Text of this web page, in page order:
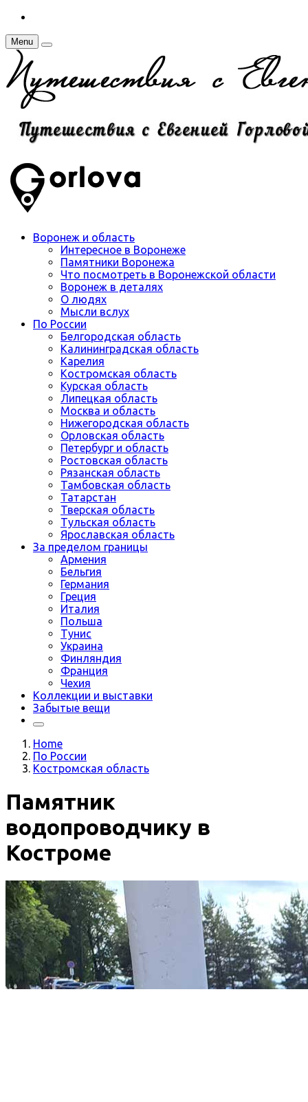
Menu
Воронеж и область
Интересное в Воронеже
Памятники Воронежа
Что посмотреть в Воронежской области
Воронеж в деталях
О людях
Мысли вслух
По России
Белгородская область
Калининградская область
Карелия
Костромская область
Курская область
Липецкая область
Москва и область
Нижегородская область
Орловская область
Петербург и область
Ростовская область
Рязанская область
Тамбовская область
Татарстан
Тверская область
Тульская область
Ярославская область
За пределом границы
Армения
Бельгия
Германия
Греция
Италия
Польша
Тунис
Украина
Финляндия
Франция
Чехия
Коллекции и выставки
Забытые вещи
Home
По России
Костромская область
Памятник
водопроводчику в
Костроме